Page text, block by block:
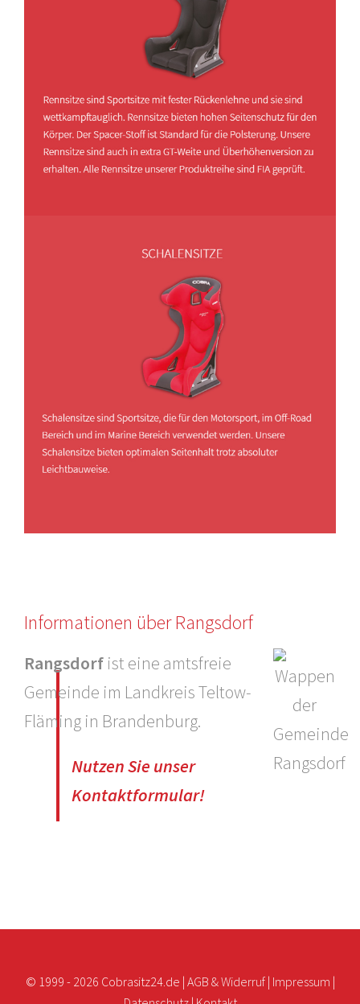
Informationen über Rangsdorf
Rangsdorf ist eine amtsfreie
Gemeinde im Landkreis Teltow-
Fläming in Brandenburg.
Nutzen Sie unser
Kontaktformular!
© 1999 - 2026 Cobrasitz24.de | AGB & Widerruf| Impressum |